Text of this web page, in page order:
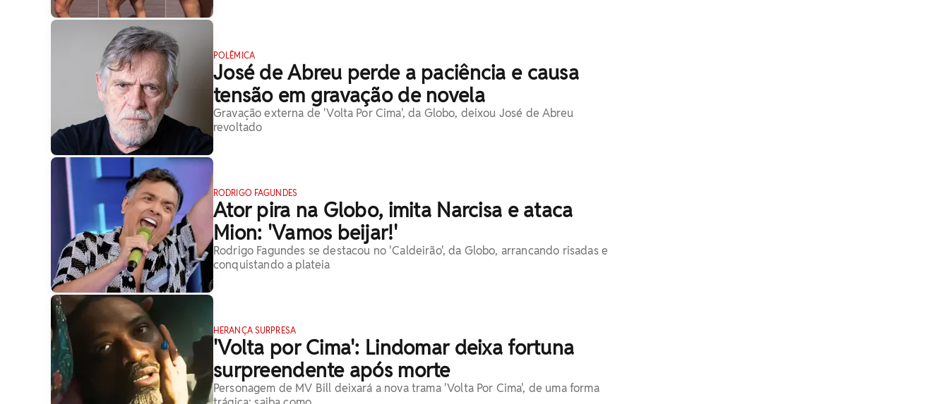
POLÊMICA
José de Abreu perde a paciência e causa
tensão em gravação de novela
Gravação externa de 'Volta Por Cima', da Globo, deixou José de Abreu
revoltado
RODRIGO FAGUNDES
Ator pira na Globo, imita Narcisa e ataca
Mion: 'Vamos beijar!'
Rodrigo Fagundes se destacou no 'Caldeirão', da Globo, arrancando risadas e
conquistando a plateia
HERANÇA SURPRESA
'Volta por Cima': Lindomar deixa fortuna
surpreendente após morte
Personagem de MV Bill deixará a nova trama 'Volta Por Cima', de uma forma